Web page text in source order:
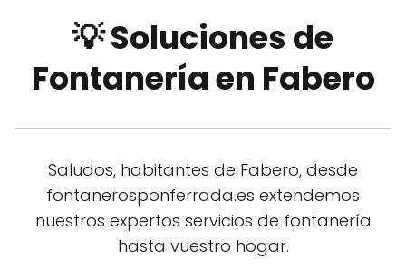
💡 Soluciones de
Fontanería en Fabero
Saludos, habitantes de Fabero, desde
fontanerosponferrada.es extendemos
nuestros expertos servicios de fontanería
hasta vuestro hogar.